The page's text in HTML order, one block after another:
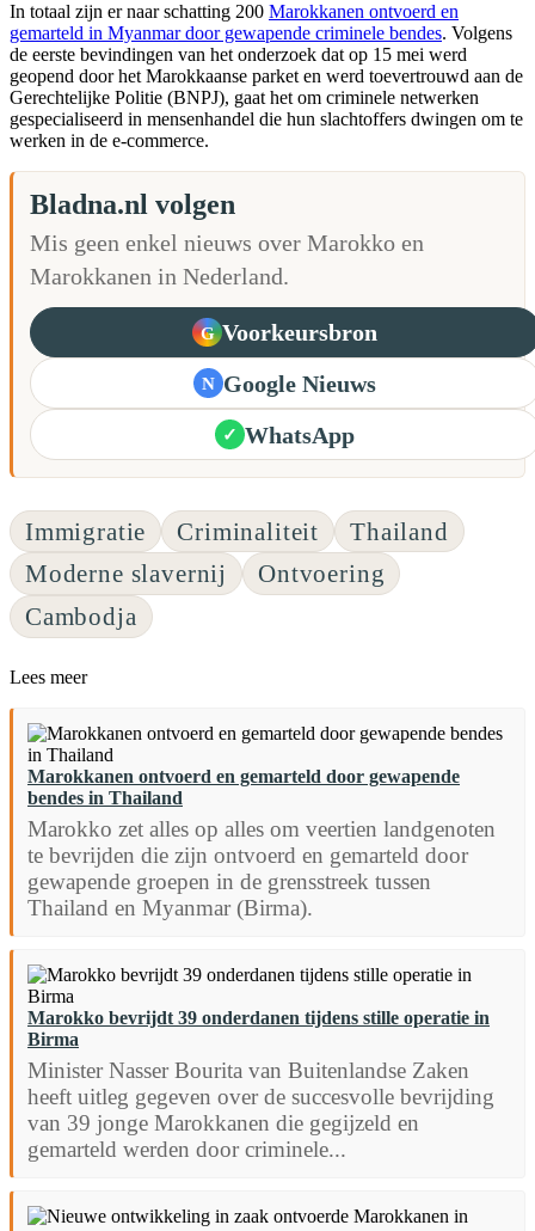
In totaal zijn er naar schatting 200 Marokkanen ontvoerd en
gemarteld in Myanmar door gewapende criminele bendes. Volgens
de eerste bevindingen van het onderzoek dat op 15 mei werd
geopend door het Marokkaanse parket en werd toevertrouwd aan de
Gerechtelijke Politie (BNPJ), gaat het om criminele netwerken
gespecialiseerd in mensenhandel die hun slachtoffers dwingen om te
werken in de e-commerce.
Bladna.nl volgen
Mis geen enkel nieuws over Marokko en
Marokkanen in Nederland.
G Voorkeursbron
N Google Nieuws
✓ WhatsApp
Immigratie Criminaliteit
Thailand
Moderne slavernij
Ontvoering
Cambodja
Lees meer
Marokkanen ontvoerd en gemarteld door gewapende
bendes in Thailand
Marokko zet alles op alles om veertien landgenoten
te bevrijden die zijn ontvoerd en gemarteld door
gewapende groepen in de grensstreek tussen
Thailand en Myanmar (Birma).
Marokko bevrijdt 39 onderdanen tijdens stille operatie in
Birma
Minister Nasser Bourita van Buitenlandse Zaken
heeft uitleg gegeven over de succesvolle bevrijding
van 39 jonge Marokkanen die gegijzeld en
gemarteld werden door criminele...